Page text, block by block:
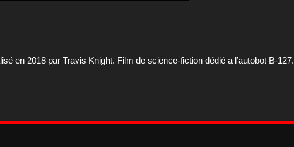
en 2018 par Travis Knight. Film de science-fiction dédié a l’autobot B-127.